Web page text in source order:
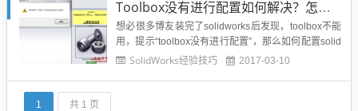
Toolbox没有进行配置如何解决？怎么配置solidworks插件toolbox?
想必很多博友装完了solidworks后发现，toolbox不能
用，提示“toolbox没有进行配置”，那么如何配置solid
works插件toolbox呢？错误界面如下图所示：本文解
SolidWorks经验技巧 2017-03-10
1 共 1 页